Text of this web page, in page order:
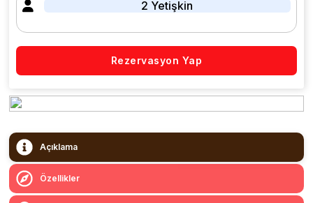
2 Yetişkin
Rezervasyon Yap
Açıklama
Özellikler